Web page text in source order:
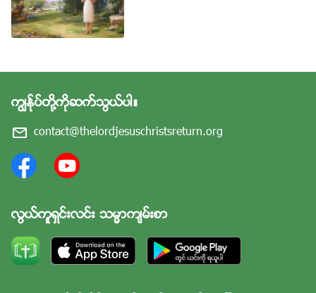
ည္။ လူသားမ်ိဳးႏြယ္၏အျပစ္သည္ ေျဖရွင္းမခံခဲ့ရေသးေ
သာေၾကာင့္၊ ဤအရာမ်ားသာ သခင္ေယရႈ ထုတ္ျပန္ႏိုင္ခဲ့
၎တို႔ မည္သို႔ျပဳမူသင့္သည္၊ မည္သည့္အရာကို ၎တို႔ လု
ပ္ေဆာင္သင့္သည္၊ အမႈအရာမ်ားကို မည္သည့္ အေျခခံ
သေဘာတရားမ်ားႏွင့္ နယ္ပယ္အတြင္း ၎တို႔ လုပ္ေဆာင္
သင့္သည္ဆိုသည္ႏွင့္ ဘုရားသခင္ကို ၎တို႔ မည္သို႔ ယုံၾက
ည္သင့္ၿပီး သူ၏ သတ္မွတ္ခ်က္မ်ားကို မည္သို႔ ျပည့္မီသင့္
သည္ဆိုသည္တို႔ကို ေျပာျပရန္ ဤနယ္ပယ္မ်ိဳး အတြင္း၌ရွိေ
သည္။ ဤအရာအားလုံးကို ထိုအခ်ိန္က လူသားမ်ိဳးႏြယ္၏
ဝိညာဥ္ရင့္က်က္မႈအေပၚ အေျခခံ၍ ခ်မွတ္ထားေပသည္။ ပ
ညတ္ေတာ္ေအာက္တြင္ အသက္ရွင္ ေနၾကေသာ လူတို႔အ
ကြၽန္ုပ္တို႔ကိုဆက္သြယ္ပါ။
contact@thelordjesuschristsreturn.org
လြယ္ကူရွင္းလင္း သမၼာက်မ္းစာ